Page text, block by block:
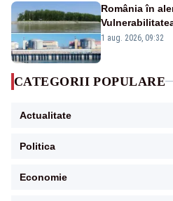
România în
în pericol
1 aug. 2026, 09:32
CATEGORII POPULARE
Actualitate
Politica
Economie